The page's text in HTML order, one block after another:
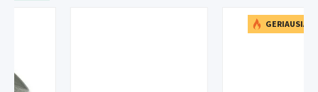
GERIAUSIAI PERKAMA